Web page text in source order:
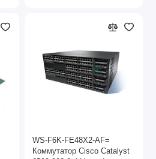
WS-F6K-FE48X2-AF=
Коммутатор Cisco Catalyst